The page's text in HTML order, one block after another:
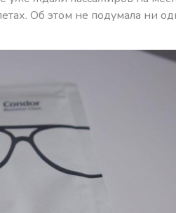
Об этом не подумала ни